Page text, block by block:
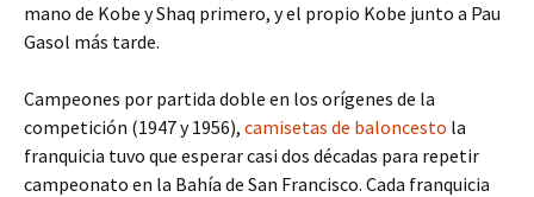
mano de Kobe y Shaq primero, y el propio Kobe junto a Pau
Gasol más tarde.
Campeones por partida doble en los orígenes de la
competición (1947 y 1956), camisetas de baloncesto la
franquicia tuvo que esperar casi dos décadas para repetir
campeonato en la Bahía de San Francisco. Cada franquicia